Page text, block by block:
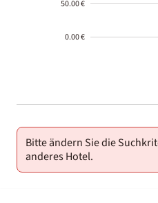
50.00 €
0.00 €
01-02
Bitte ändern Sie die
anderes Hotel.